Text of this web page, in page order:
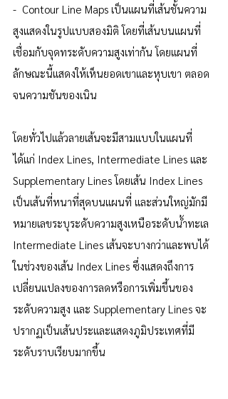
-  Contour Line Maps เป็นแผนที่เส้นชั้นความ
สูงแสดงในรูปแบบสองมิติ โดยที่เส้นบนแผนที่
เชื่อมกับจุดทระดับความสูงเท่ากัน โดยแผนที่
ลักษณะนี้แสดงให้เห็นยอดเขาและหุบเขา ตลอด
จนความชันของเนิน
โดยทั่วไปแล้วลายเส้นจะมีสามแบบในแผนที่
ได้แก่ Index Lines, Intermediate Lines และ
Supplementary Lines โดยเส้น Index Lines
เป็นเส้นที่หนาที่สุดบนแผนที่ และส่วนใหญ่มักมี
หมายเลขระบุระดับความสูงเหนือระดับน้ำทะเล
Intermediate Lines เส้นจะบางกว่าและพบได้
ในช่วงของเส้น Index Lines ซึ่งแสดงถึงการ
เปลี่ยนแปลงของการลดหรือการเพิ่มขึ้นของ
ระดับความสูง และ Supplementary Lines จะ
ปรากฏเป็นเส้นประและแสดงภูมิประเทศที่มี
ระดับราบเรียบมากขึ้น